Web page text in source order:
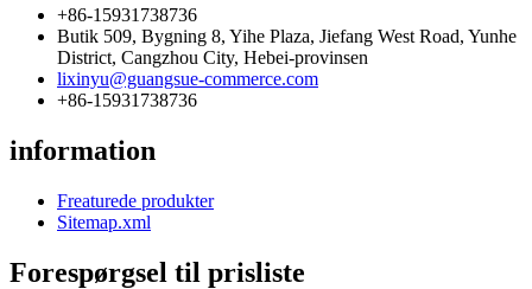
+86-15931738736
Butik 509, Bygning 8, Yihe Plaza, Jiefang West Road, Yunhe
District, Cangzhou City, Hebei-provinsen
lixinyu@guangsue-commerce.com
+86-15931738736
information
Freaturede produkter
Sitemap.xml
Forespørgsel til prisliste